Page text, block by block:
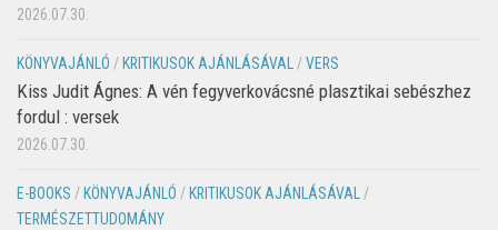
2026.07.30.
KÖNYVAJÁNLÓ / KRITIKUSOK AJÁNLÁSÁVAL /VERS
Kiss Judit Ágnes: A vén fegyverkovácsné plasztikai sebészhez
fordul : versek
2026.07.30.
E-BOOKS / KÖNYVAJÁNLÓ / KRITIKUSOK AJÁNLÁSÁVAL
/
TERMÉSZETTUDOMÁNY